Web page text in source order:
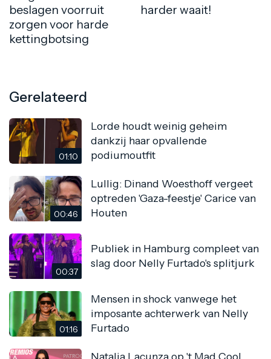
beslagen voorruit
zorgen voor harde
kettingbotsing
harder waait!
Gerelateerd
01:10
Lorde houdt weinig geheim
dankzij haar opvallende
podiumoutfit
00:46
Lullig: Dinand Woesthoff vergeet
optreden 'Gaza-feestje' Carice van
Houten
00:37
Publiek in Hamburg compleet van
slag door Nelly Furtado's splitjurk
01:16
Mensen in shock vanwege het
imposante achterwerk van Nelly
Furtado
Natalia Lacunza op 't Mad Cool